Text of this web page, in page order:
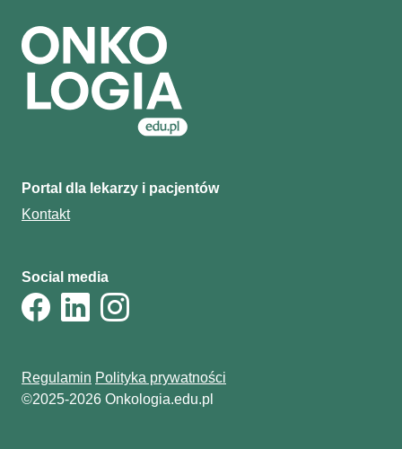
Portal dla lekarzy i pacjentów
Kontakt
Social media
Regulamin Polityka prywatności
©2025-2026 Onkologia.edu.pl